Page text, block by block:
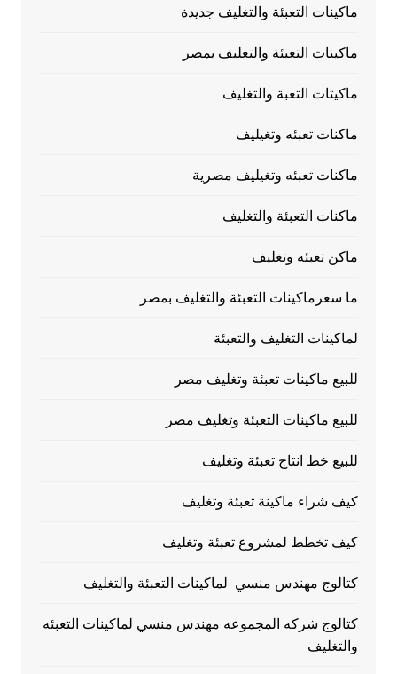
ماكينات التعبئة والتغليف جديدة
ماكينات التعبئة والتغليف بمصر
ماكيتات التعبة والتغليف
ماكنات تعبئه وتغيليف
ماكنات تعبئه وتغيليف مصرية
ماكنات التعبئة والتغليف
ماكن تعبئه وتغليف
ما سعرماكينات التعبئة والتغليف بمصر
لماكينات التغليف والتعبئة
للبيع ماكينات تعبئة وتغليف مصر
للبيع ماكينات التعبئة وتغليف مصر
للبيع خط انتاج تعبئة وتغليف
كيف شراء ماكينة تعبئة وتغليف
كيف تخطط لمشروع تعبئة وتغليف
كتالوج مهندس منسي لماكينات التعبئة والتغليف
كتالوج شركه المجموعه مهندس منسي لماكينات التعبئه
والتغليف